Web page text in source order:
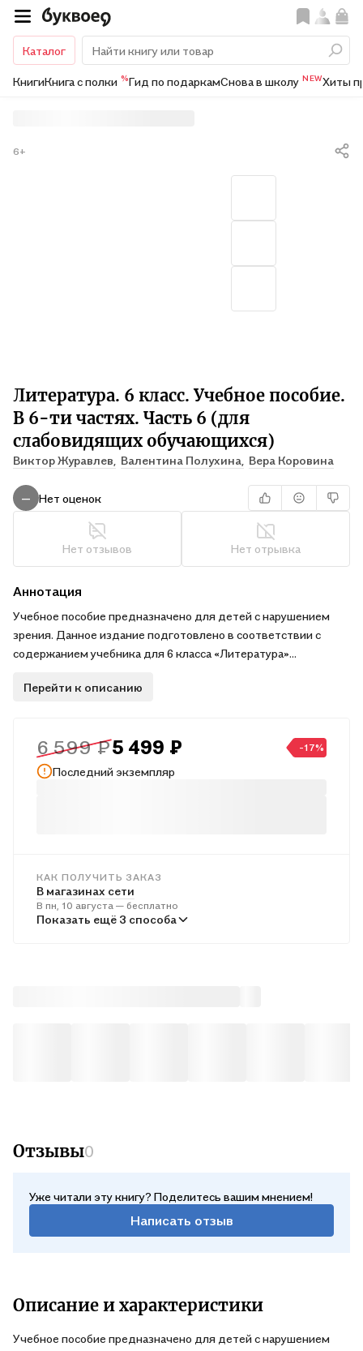
Каталог
КнигиКнига с полки %Гид по подаркамСнова в школу NEWХиты
Литература. 6 класс. Учебное пособие.
В 6-ти частях. Часть 6 (для
слабовидящих обучающихся)
Виктор Журавлев, Валентина Полухина, Вера Коровина
6+
— Нет оценок
Нет отзывов Нет отрывка
Аннотация
Учебное пособие предназначено для детей с нарушением
зрения. Данное издание подготовлено в соответствии с
содержанием учебника для 6 класса «Литература»
2023) с учётом тифлопедагогических рекомендаций к
Перейти к описанию
6 599 ₽5 499 ₽ -17%
Последний экземпляр
КАК ПОЛУЧИТЬ ЗАКАЗ
В магазинах сети
В пн, 10 августа — бесплатно
В пунктах выдачи
Показать ещё 3 способа
Отзывы0
Уже читали эту книгу? Поделитесь вашим мнением!
Написать отзыв
Описание и характеристики
Учебное пособие предназначено для детей с нарушением